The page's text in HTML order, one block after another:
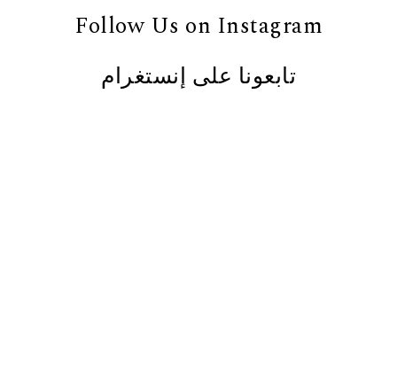
Follow Us on Instagram
تابعونا على إنستغرام